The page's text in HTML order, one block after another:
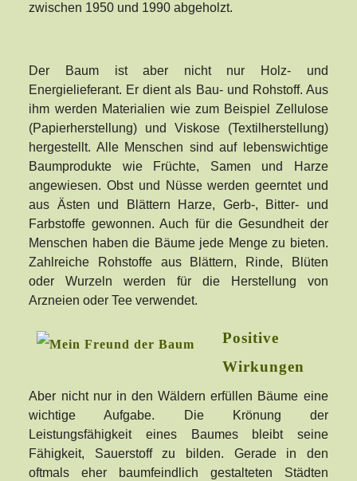
zwischen 1950 und 1990 abgeholzt.
Der Baum ist aber nicht nur Holz- und
Energielieferant. Er dient als Bau- und Rohstoff. Aus
ihm werden Materialien wie zum Beispiel Zellulose
(Papierherstellung) und Viskose (Textilherstellung)
hergestellt. Alle Menschen sind auf lebenswichtige
Baumprodukte wie Früchte, Samen und Harze
angewiesen. Obst und Nüsse werden geerntet und
aus Ästen und Blättern Harze, Gerb-, Bitter- und
Farbstoffe gewonnen. Auch für die Gesundheit der
Menschen haben die Bäume jede Menge zu bieten.
Zahlreiche Rohstoffe aus Blättern, Rinde, Blüten
oder Wurzeln werden für die Herstellung von
Arzneien oder Tee verwendet.
Positive
Wirkungen
Aber nicht nur in den Wäldern erfüllen Bäume eine
wichtige Aufgabe. Die Krönung der
Leistungsfähigkeit eines Baumes bleibt seine
Fähigkeit, Sauerstoff zu bilden. Gerade in den
oftmals eher baumfeindlich gestalteten Städten